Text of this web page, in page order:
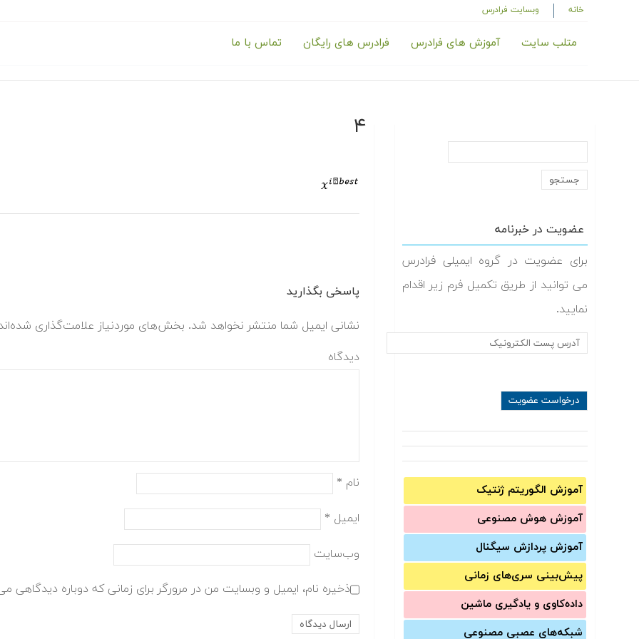
خانه وبسایت فرادرس
متلب سایت آموزش های فرادرس فرادرس های رایگان تماس با ما
عضویت در خبرنامه
برای عضویت در گروه ایمیلی فرادرس
می توانید از طریق تکمیل فرم زیر اقدام
نمایید.
آموزش الگوریتم ژنتیک
آموزش‌ هوش مصنوعی
آموزش‌ پردازش سیگنال
پیش‌‌بینی سری‌‌های زمانی
داده‌کاوی و یادگیری ماشین
شبکه‌های عصبی مصنوعی
۴
پاسخی بگذارید
نشانی ایمیل شما منتشر نخواهد شد. بخش‌های موردنیاز علامت‌گذاری
دیدگاه
نام *
ایمیل *
وب‌سایت
ذخیره نام، ایمیل و وبسایت من در مرورگر برای زمانی که دوباره دیدگاهی